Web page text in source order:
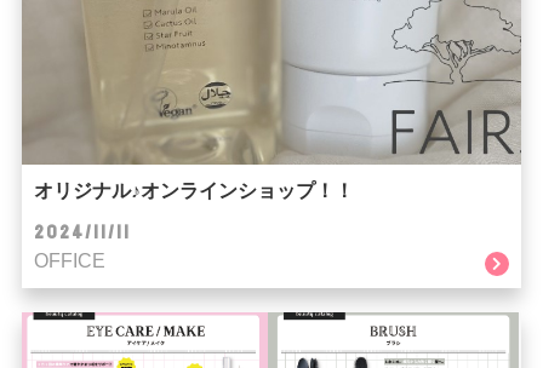
オリジナル♪オンラインショップ！！
2024/11/11
OFFICE